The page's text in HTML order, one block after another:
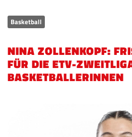
Basketball
NINA ZOLLENKOPF:
FÜR DIE ETV-
BASKETBALLERINNEN